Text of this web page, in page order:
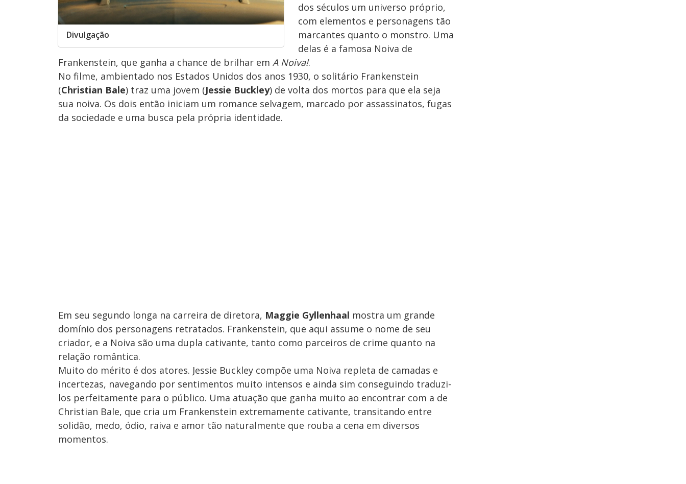
Divulgação
dos séculos um universo próprio,
com elementos e personagens tão
marcantes quanto o monstro. Uma
delas é a famosa Noiva de
Frankenstein, que ganha a chance de brilhar em A Noiva!.
No filme, ambientado nos Estados Unidos dos anos 1930, o solitário Frankenstein
(Christian Bale) traz uma jovem (Jessie Buckley) de volta dos mortos para que ela seja
sua noiva. Os dois então iniciam um romance selvagem, marcado por assassinatos, fugas
da sociedade e uma busca pela própria identidade.
Em seu segundo longa na carreira de diretora, Maggie Gyllenhaal mostra um grande
domínio dos personagens retratados. Frankenstein, que aqui assume o nome de seu
criador, e a Noiva são uma dupla cativante, tanto como parceiros de crime quanto na
relação romântica.
Muito do mérito é dos atores. Jessie Buckley compõe uma Noiva repleta de camadas e
incertezas, navegando por sentimentos muito intensos e ainda sim conseguindo traduzi-
los perfeitamente para o público. Uma atuação que ganha muito ao encontrar com a de
Christian Bale, que cria um Frankenstein extremamente cativante, transitando entre
solidão, medo, ódio, raiva e amor tão naturalmente que rouba a cena em diversos
momentos.